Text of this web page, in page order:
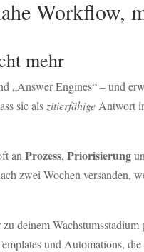
Workflow,
mehr
„Answer Engines“ – und
sie als zitierfähige Antwort
an Prozess, Priorisierung
zwei Wochen versanden,
zu deinem
und Automations, die